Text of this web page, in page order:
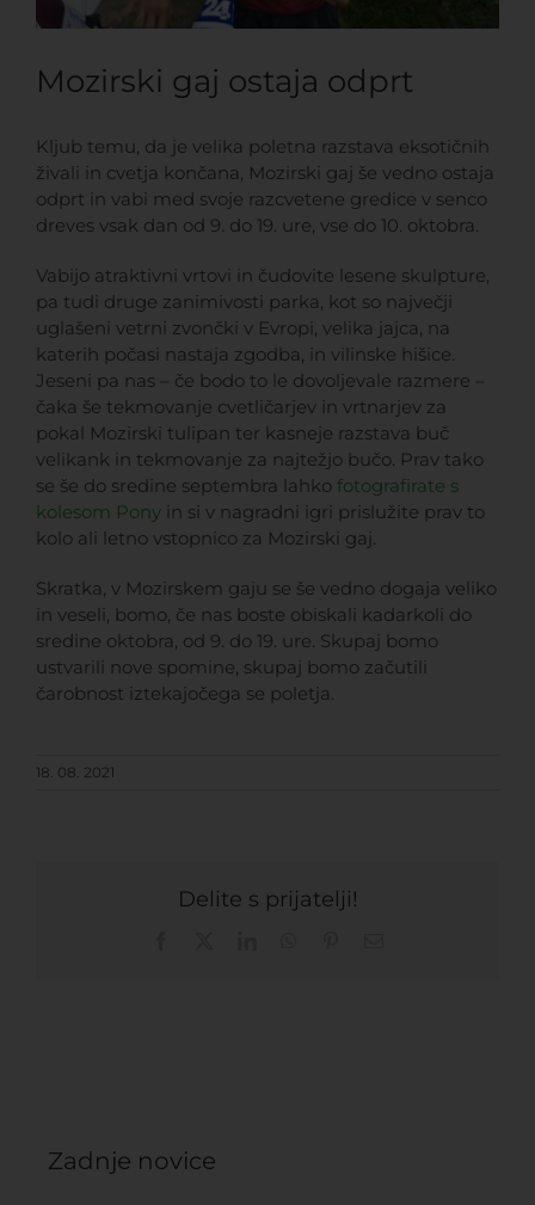
Mozirski gaj ostaja odprt
Kljub temu, da je velika poletna razstava eksotičnih
živali in cvetja končana, Mozirski gaj še vedno ostaja
odprt in vabi med svoje razcvetene gredice v senco
dreves vsak dan od 9. do 19. ure, vse do 10. oktobra.
Vabijo atraktivni vrtovi in čudovite lesene skulpture,
pa tudi druge zanimivosti parka, kot so največji
uglašeni vetrni zvončki v Evropi, velika jajca, na
katerih počasi nastaja zgodba, in vilinske hišice.
Jeseni pa nas – če bodo to le dovoljevale razmere –
čaka še tekmovanje cvetličarjev in vrtnarjev za
pokal Mozirski tulipan ter kasneje razstava buč
velikank in tekmovanje za najtežjo bučo. Prav tako
se še do sredine septembra lahko fotografirate s
kolesom Ponyin si v nagradni igri prislužite prav to
kolo ali letno vstopnico za Mozirski gaj.
Skratka, v Mozirskem gaju se še vedno dogaja veliko
in veseli, bomo, če nas boste obiskali kadarkoli do
sredine oktobra, od 9. do 19. ure. Skupaj bomo
ustvarili nove spomine, skupaj bomo začutili
čarobnost iztekajočega se poletja.
18. 08. 2021
Delite s prijatelji!
Zadnje novice